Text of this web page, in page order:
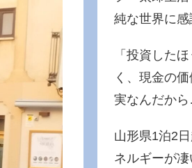
純な世界に感
「投資した
く、現金の
実なんだか
山形県1泊2
ネルギーが